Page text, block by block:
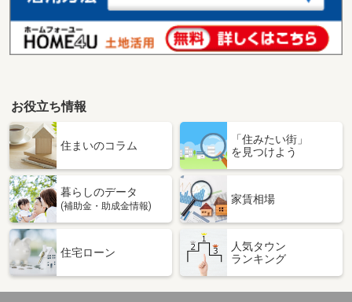
お役立ち情報
住まいのコラム
「住みたい街」
を見つけよう
暮らしのデータ
(補助金・助成金情報)
家賃相場
住宅ローン
人気タウン
ランキング